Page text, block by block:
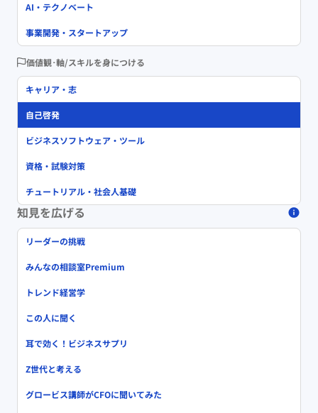
AI・テクノベート
事業開発・スタートアップ
価値観･軸/スキルを身につける
キャリア・志
自己啓発
ビジネスソフトウェア・ツール
資格・試験対策
チュートリアル・社会人基礎
知見を広げる
リーダーの挑戦
みんなの相談室Premium
トレンド経営学
この人に聞く
耳で効く！ビジネスサプリ
Z世代と考える
グロービス講師がCFOに聞いてみた